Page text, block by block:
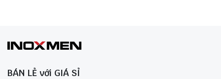
BÁN LẺ với GIÁ SỈ